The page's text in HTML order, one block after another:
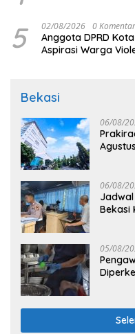
5 02/08/2026 0 Komentar
Anggota DPRD
Aspirasi Warga
Bekasi
06/08/
06/08/
Jadwal
Bekasi
05/08/